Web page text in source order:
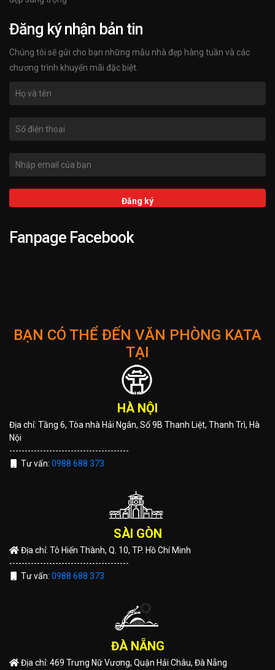
Đăng ký nhận bản tin
Chúng tôi sẽ gửi cho bạn những mẫu nhà đẹp hàng tuần và các
chương trình khuyến mãi đặc biệt.
Fanpage Facebook
BẠN CÓ THỂ ĐẾN VĂN PHÒNG KATA
TẠI
HÀ NỘI
Địa chỉ: Tầng 6, Tòa nhà Hải Ngân, Số 9B Thanh Liệt, Thanh Trì, Hà
Nội
---------------------------------------
Tư vấn: 0988 688 373
SÀI GÒN
Địa chỉ: Tô Hiến Thành, Q. 10, TP. Hồ Chí Minh
---------------------------------------
Tư vấn: 0988 688 373
ĐÀ NẴNG
Địa chỉ: 469 Trưng Nữ Vương, Quận Hải Châu, Đà Nẵng